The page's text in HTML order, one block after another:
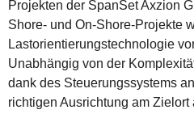
Projekten der SpanSet Axzion
Shore- und On-Shore-Projekte
Lastorientierungstechnologie
Unabhängig von der
dank des Steuerungssystems
richtigen Ausrichtung am